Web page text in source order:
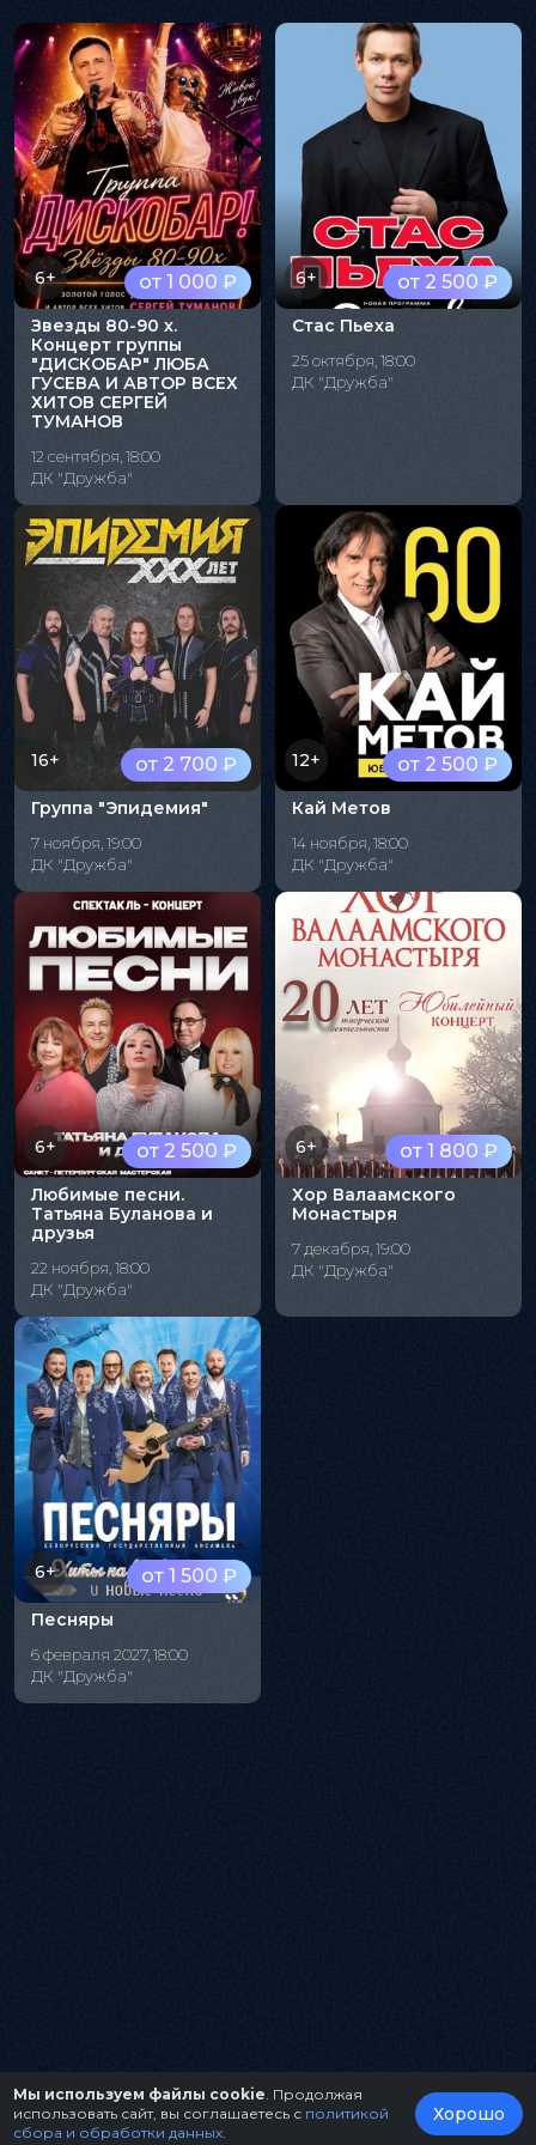
от 1 000 ₽
6+
Звезды 80-90 х.
Концерт группы
"ДИСКОБАР" ЛЮБА
ГУСЕВА И АВТОР ВСЕХ
ХИТОВ СЕРГЕЙ
ТУМАНОВ
12 сентября, 18:00
ДК "Дружба"
от 2 500 ₽
6+
Стас Пьеха
25 октября, 18:00
ДК "Дружба"
от 2 700 ₽
16+
Группа "Эпидемия"
7 ноября, 19:00
ДК "Дружба"
от 2 500 ₽
12+
Кай Метов
14 ноября, 18:00
ДК "Дружба"
от 2 500 ₽
6+
Любимые песни.
Татьяна Буланова и
друзья
22 ноября, 18:00
ДК "Дружба"
от 1 800 ₽
6+
Хор Валаамского
Монастыря
7 декабря, 19:00
ДК "Дружба"
от 1 500 ₽
6+
Песняры
6 февраля 2027, 18:00
ДК "Дружба"
Мы используем файлы cookie . Продолжая
использовать сайт, вы соглашаетесь с политикой
сбора и обработки данных
Хорошо